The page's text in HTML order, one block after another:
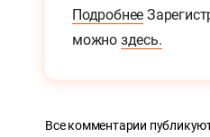
Подробнее
можно здесь.
Все комментарии